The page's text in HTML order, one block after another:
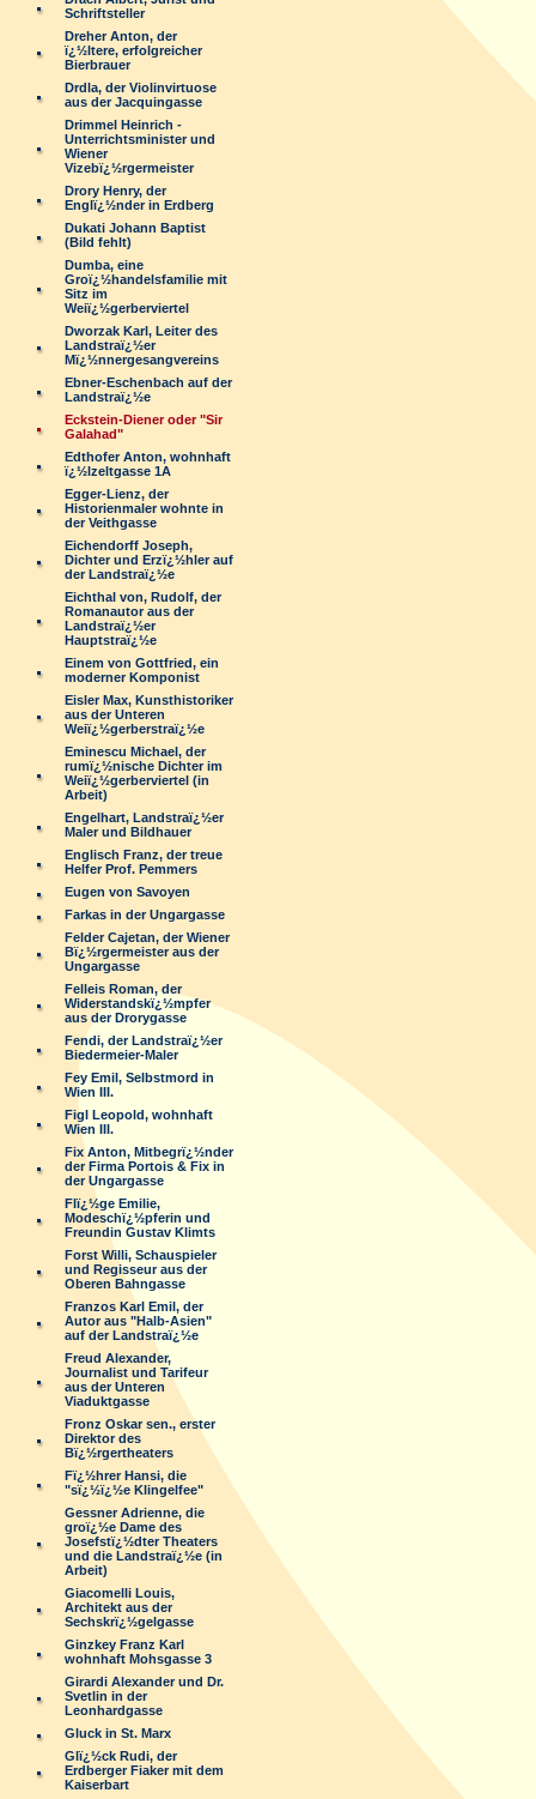
Schriftsteller
Dreher Anton, der
ï¿½ltere, erfolgreicher
Bierbrauer
Drdla, der Violinvirtuose
aus der Jacquingasse
Drimmel Heinrich -
Unterrichtsminister und
Wiener
Vizebï¿½rgermeister
Drory Henry, der
Englï¿½nder in Erdberg
Dukati Johann Baptist
(Bild fehlt)
Dumba, eine
Groï¿½handelsfamilie mit
Sitz im
Weiï¿½gerberviertel
Dworzak Karl, Leiter des
Landstraï¿½er
Mï¿½nnergesangvereins
Ebner-Eschenbach auf der
Landstraï¿½e
Eckstein-Diener oder "Sir
Galahad"
Edthofer Anton, wohnhaft
ï¿½lzeltgasse 1A
Egger-Lienz, der
Historienmaler wohnte in
der Veithgasse
Eichendorff Joseph,
Dichter und Erzï¿½hler auf
der Landstraï¿½e
Eichthal von, Rudolf, der
Romanautor aus der
Landstraï¿½er
Hauptstraï¿½e
Einem von Gottfried, ein
moderner Komponist
Eisler Max, Kunsthistoriker
aus der Unteren
Weiï¿½gerberstraï¿½e
Eminescu Michael, der
rumï¿½nische Dichter im
Weiï¿½gerberviertel (in
Arbeit)
Engelhart, Landstraï¿½er
Maler und Bildhauer
Englisch Franz, der treue
Helfer Prof. Pemmers
Eugen von Savoyen
Farkas in der Ungargasse
Felder Cajetan, der Wiener
Bï¿½rgermeister aus der
Ungargasse
Felleis Roman, der
Widerstandskï¿½mpfer
aus der Drorygasse
Fendi, der Landstraï¿½er
Biedermeier-Maler
Fey Emil, Selbstmord in
Wien III.
Figl Leopold, wohnhaft
Wien III.
Fix Anton, Mitbegrï¿½nder
der Firma Portois & Fix in
der Ungargasse
Flï¿½ge Emilie,
Modeschï¿½pferin und
Freundin Gustav Klimts
Forst Willi, Schauspieler
und Regisseur aus der
Oberen Bahngasse
Franzos Karl Emil, der
Autor aus "Halb-Asien"
auf der Landstraï¿½e
Freud Alexander,
Journalist und Tarifeur
aus der Unteren
Viaduktgasse
Fronz Oskar sen., erster
Direktor des
Bï¿½rgertheaters
Fï¿½hrer Hansi, die
"sï¿½ï¿½e Klingelfee"
Gessner Adrienne, die
groï¿½e Dame des
Josefstï¿½dter Theaters
und die Landstraï¿½e (in
Arbeit)
Giacomelli Louis,
Architekt aus der
Sechskrï¿½gelgasse
Ginzkey Franz Karl
wohnhaft Mohsgasse 3
Girardi Alexander und Dr.
Svetlin in der
Leonhardgasse
Gluck in St. Marx
Glï¿½ck Rudi, der
Erdberger Fiaker mit dem
Kaiserbart